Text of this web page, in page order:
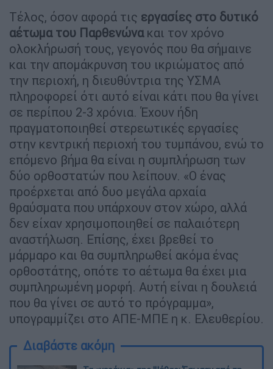
Τέλος, όσον αφορά τις εργασίες στο δυτικό
αέτωμα του Παρθενώνακαι τον χρόνο
ολοκλήρωσή τους, γεγονός που θα σήμαινε
και την απομάκρυνση του ικριώματος από
την περιοχή, η διευθύντρια της ΥΣΜΑ
πληροφορεί ότι αυτό είναι κάτι που θα γίνει
σε περίπου 2-3 χρόνια. Έχουν ήδη
πραγματοποιηθεί στερεωτικές εργασίες
στην κεντρική περιοχή του τυμπάνου, ενώ το
επόμενο βήμα θα είναι η συμπλήρωση των
δύο ορθοστατών που λείπουν. «Ο ένας
προέρχεται από δυο μεγάλα αρχαία
θραύσματα που υπάρχουν στον χώρο, αλλά
δεν είχαν χρησιμοποιηθεί σε παλαιότερη
αναστήλωση. Επίσης, έχει βρεθεί το
μάρμαρο και θα συμπληρωθεί ακόμα ένας
ορθοστάτης, οπότε το αέτωμα θα έχει μια
συμπληρωμένη μορφή. Αυτή είναι η δουλειά
που θα γίνει σε αυτό το πρόγραμμα»,
υπογραμμίζει στο ΑΠΕ-ΜΠΕ η κ. Ελευθερίου.
Διαβάστε ακόμη